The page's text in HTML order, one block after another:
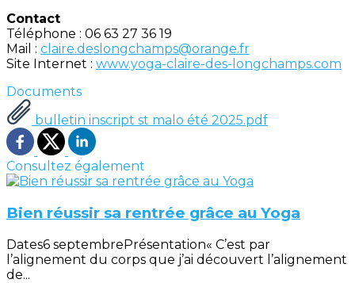
Contact
Téléphone : 06 63 27 36 19
Mail : claire.deslongchamps@orange.fr
Site Internet : www.yoga-claire-des-longchamps.com
Documents
bulletin inscript st malo été 2025.pdf
Consultez également
Bien réussir sa rentrée grâce au Yoga
Dates6 septembrePrésentation« C’est par
l’alignement du corps que j’ai découvert l’alignement
de...